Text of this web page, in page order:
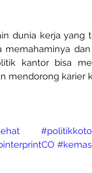
dunia kerja yang
memahaminya
kantor bisa
mendorong karier